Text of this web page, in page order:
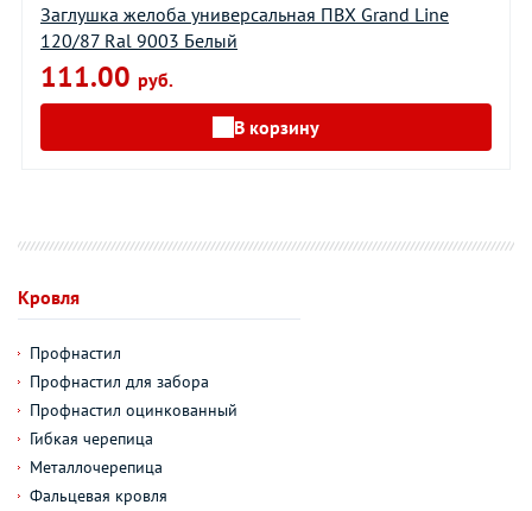
Заглушка желоба универсальная ПВХ Grand Line
120/87 Ral 9003 Белый
111.00 руб.
В корзину
Кровля
Профнастил
Профнастил для забора
Профнастил оцинкованный
Гибкая черепица
Металлочерепица
Фальцевая кровля